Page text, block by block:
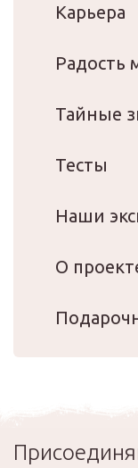
Карьера
Радость
Тайные
Тесты
Наши
О